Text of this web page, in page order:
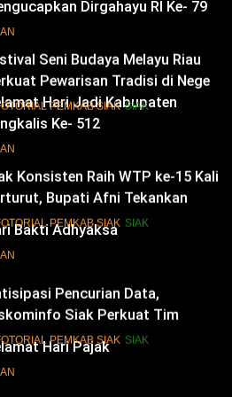
Dirgahayu RI Ke- 79
Hari Jadi Kabupaten
Ke- 512
Bakti Adhyaksa
Hari Pajak
Seni Budaya Melayu Riau
Pewarisan Tradisi di Negeri
PEMKAB SIAK SIAK
Konsisten Raih WTP ke-15 Kali
Bupati Afni Tekankan
Tata Kelola Keuangan
PEMKAB SIAK SIAK
Siak Perkuat Tim
Insiden Siber Mendukung
PEMKAB SIAK SIAK